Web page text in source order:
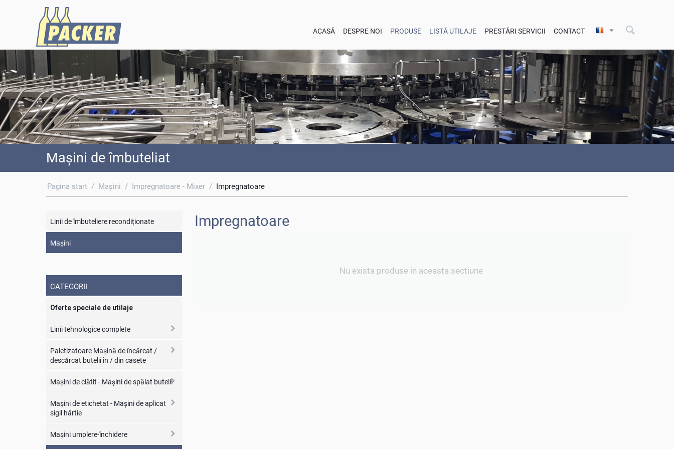
ACASĂ DESPRE NOI PRODUSE LISTĂ UTILAJE PRESTĂRI SERVICII CONTACT
Maşini de îmbuteliat
Pagina start / Maşini / Impregnatoare - Mixer / Impregnatoare
Linii de îmbuteliere recondiționate
Maşini
CATEGORII
Oferte speciale de utilaje
Linii tehnologice complete
Paletizatoare Maşină de încărcat /
descărcat butelii în / din casete
Maşini de clătit - Maşini de spălat butelii
Maşini de etichetat - Maşini de aplicat
sigil hârtie
Maşini umplere-închidere
Impregnatoare
Nu exista produse in aceasta sectiune